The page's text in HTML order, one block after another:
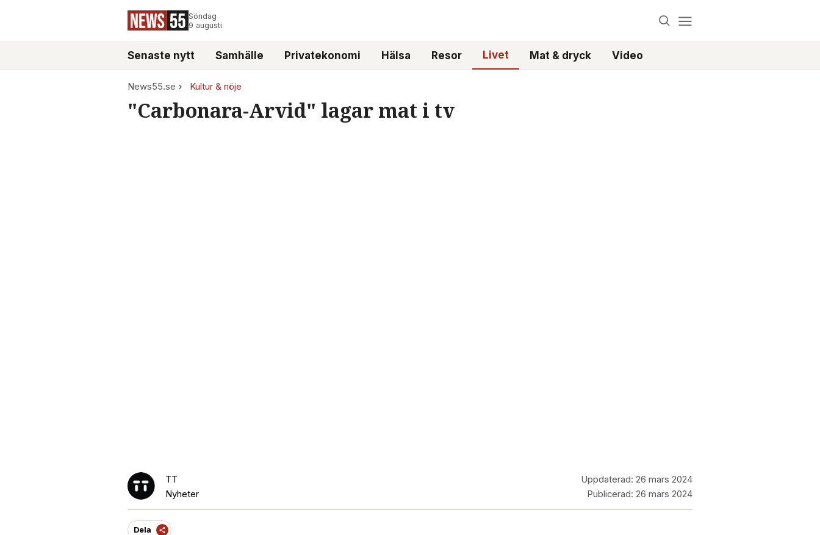
Söndag
9 augusti
Senaste nytt Samhälle Privatekonomi Hälsa Resor Livet Mat & dryck Video
News55.se Kultur & nöje
"Carbonara-Arvid" lagar mat i tv
TT
Nyheter
Uppdaterad: 26 mars 2024
Publicerad: 26 mars 2024
Dela